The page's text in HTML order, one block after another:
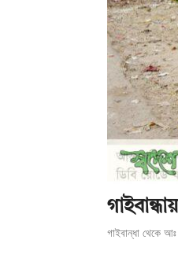
গাইবান্ধা থেকে আঃ